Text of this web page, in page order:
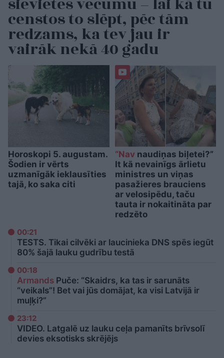
sievietes vecumu – lai kā tu
censtos to slēpt, pēc tām
redzams, ka tev jau ir
vairāk nekā 40 gadu
Horoskopi 5. augustam.
Šodien ir vērts
uzmanīgāk ieklausīties
tajā, ko saka citi
“Nav naudiņas biļetei?”
It kā nevainīgs ārlietu
ministres un viņas
pasažieres brauciens
ar velosipēdu, taču
tauta ir nokaitināta par
redzēto
TESTS. Tikai cilvēki ar laucinieka DNS spēs iegūt
80% šajā lauku gudrību testā
00:21
Armands Puče: “Skaidrs, ka tas ir sarunāts
“veikals”! Bet vai jūs domājat, ka visi Latvijā ir
muļķi?”
00:18
VIDEO. Latgalē uz lauku ceļa pamanīts brīvsolī
devies eksotisks skrējējs
23:12